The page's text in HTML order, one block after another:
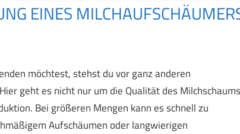
EINES
möchtest, stehst du vor ganz anderen
geht es nicht nur um die Qualität des
Bei größeren Mengen kann es schnell zu
Aufschäumen oder langwierigen